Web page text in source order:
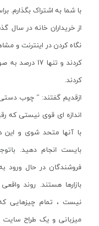
از خریداران خانه در سال
نگاه کردن در اینترنت و
کردند و تنها
کردند.
ازقدیم گفتند: ” چوب
اندازه ای قوی نیستی
با آنها متحد شوی و
بایست انجام دهید.
فروشندگان در حال ورود
بازارها هستند. روند
نیست ، تمام چیزهایی
میزبانی و یک طراح